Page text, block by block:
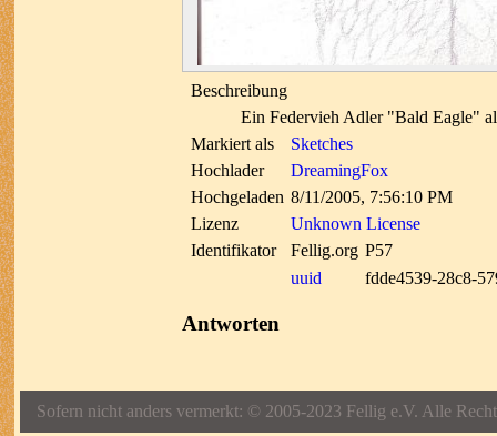
Beschreibung
Ein Federvieh Adler "Bald Eagle"
Markiert als
Sketches
Hochlader
DreamingFox
Hochgeladen 8/11/2005, 7:56:10 PM
Lizenz
Unknown License
Identifikator
Fellig.org P57
uuid
fdde4539-28c8-
Antworten
Sofern nicht anders vermerkt: © 2005-2023 Fellig e.V. Alle